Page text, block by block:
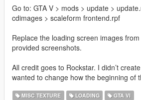
Go to: GTA V > mods > update >
cdimages > scaleform frontend.rpf
Replace the loading screen images
provided screenshots.
All credit goes to Rockstar. I didn’t
wanted to change how the beginning of
MISC TEXTURE LOADING GTA VI